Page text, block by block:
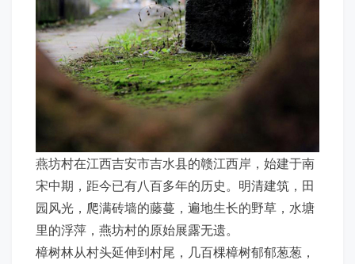
燕坊村在江西吉安市吉水县的赣江西岸，始建于南
宋中期，距今已有八百多年的历史。明清建筑，田
园风光，爬满砖墙的藤蔓，遍地生长的野草，水塘
里的浮萍，燕坊村的原始展露无遗。
樟树林从村头延伸到村尾，几百棵樟树郁郁葱葱，